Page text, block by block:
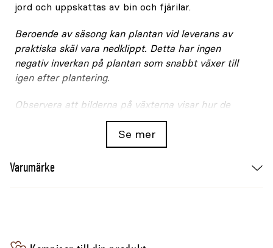
jord och uppskattas av bin och fjärilar.
Beroende av säsong kan plantan vid leverans av
praktiska skäl vara nedklippt. Detta har ingen
negativ inverkan på plantan som snabbt växer till
igen efter plantering.
Observera att bilderna på växterna visar hur de
kommer att se ut färdigvuxna och etablerade, inte
hur de ser ut vid leverans.
Ändamål
Se mer
Varumärke